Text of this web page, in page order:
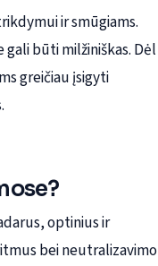
ir smūgiams.
būti milžiniškas. Dėl
greičiau įsigyti
optinius ir
bei neutralizavimo